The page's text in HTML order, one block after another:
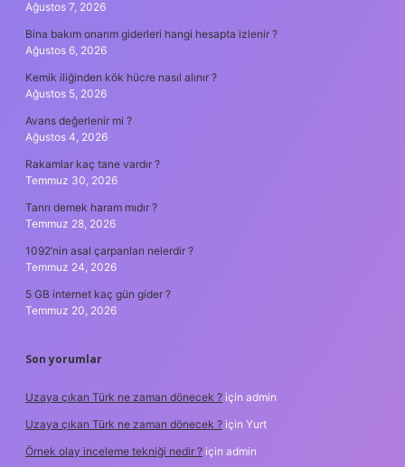
Ağustos 7, 2026
Bina bakım onarım giderleri hangi hesapta izlenir ?
Ağustos 6, 2026
Kemik iliğinden kök hücre nasıl alınır ?
Ağustos 5, 2026
Avans değerlenir mi ?
Ağustos 4, 2026
Rakamlar kaç tane vardır ?
Temmuz 30, 2026
Tanrı demek haram mıdır ?
Temmuz 28, 2026
1092’nin asal çarpanları nelerdir ?
Temmuz 24, 2026
5 GB internet kaç gün gider ?
Temmuz 20, 2026
Son yorumlar
Uzaya çıkan Türk ne zaman dönecek ? için admin
Uzaya çıkan Türk ne zaman dönecek ? için Yurt
Örnek olay inceleme tekniği nedir ? için admin